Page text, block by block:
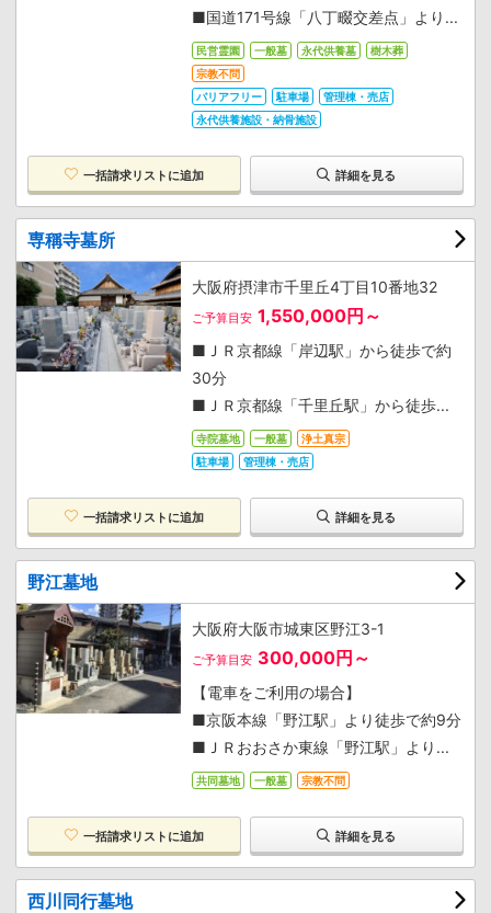
■国道171号線「八丁畷交差点」より...
民営霊園 一般墓 永代供養墓
樹木葬
宗教不問
バリアフリー
駐車場
管理棟・売店
永代供養施設・納骨施設
一括請求リストに追加 詳細を見る
専稱寺墓所
大阪府摂津市千里丘4丁目10番地32
ご予算目安 1,550,000円～
■ＪＲ京都線「岸辺駅」から徒歩で約
30分
■ＪＲ京都線「千里丘駅」から徒歩...
寺院墓地 一般墓
浄土真宗
駐車場
管理棟・売店
一括請求リストに追加 詳細を見る
野江墓地
大阪府大阪市城東区野江3-1
ご予算目安 300,000円～
【電車をご利用の場合】
■京阪本線「野江駅」より徒歩で約9分
■ＪＲおおさか東線「野江駅」より...
共同墓地 一般墓 宗教不問
一括請求リストに追加 詳細を見る
西川同行墓地